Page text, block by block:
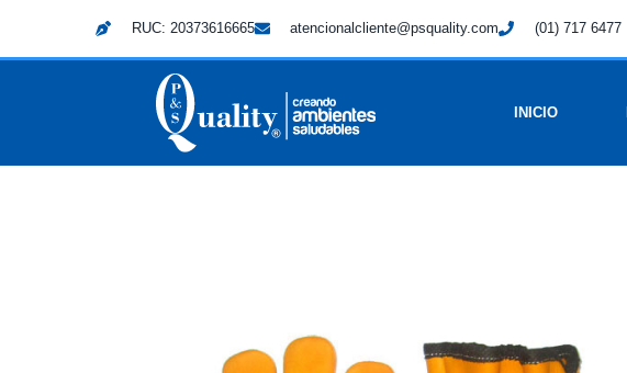
RUC: 20373616665 atencionalcliente@psquality.com (01) 717 6477
INICIO